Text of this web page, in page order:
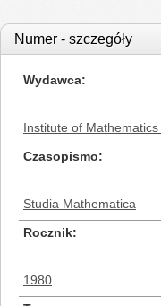
Numer - szczegóły
Wydawca
Institute of
Czasopismo
Studia Mathematica
Rocznik
1980